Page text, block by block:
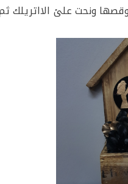
ونحت علئ